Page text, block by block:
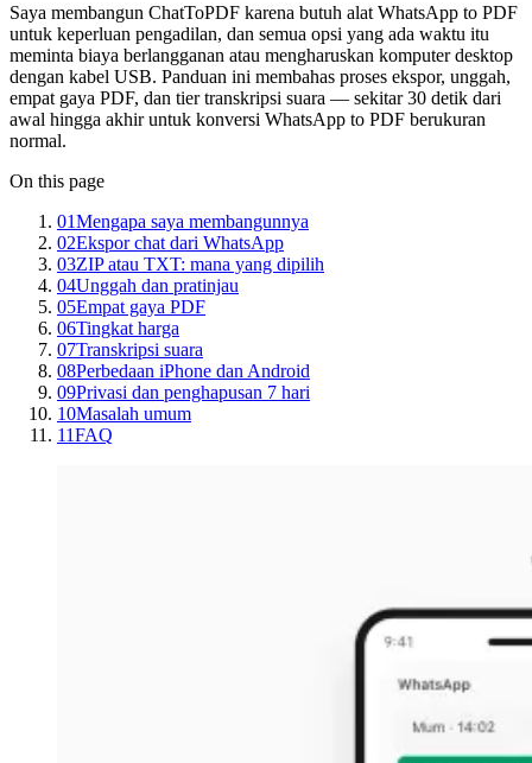
Saya membangun ChatToPDF karena butuh alat WhatsApp to PDF
untuk keperluan pengadilan, dan semua opsi yang ada waktu itu
meminta biaya berlangganan atau mengharuskan komputer desktop
dengan kabel USB. Panduan ini membahas proses ekspor, unggah,
empat gaya PDF, dan tier transkripsi suara — sekitar 30 detik dari
awal hingga akhir untuk konversi WhatsApp to PDF berukuran
normal.
On this page
01Mengapa saya membangunnya
02Ekspor chat dari WhatsApp
03ZIP atau TXT: mana yang dipilih
04Unggah dan pratinjau
05Empat gaya PDF
06Tingkat harga
07Transkripsi suara
08Perbedaan iPhone dan Android
09Privasi dan penghapusan 7 hari
10Masalah umum
11FAQ